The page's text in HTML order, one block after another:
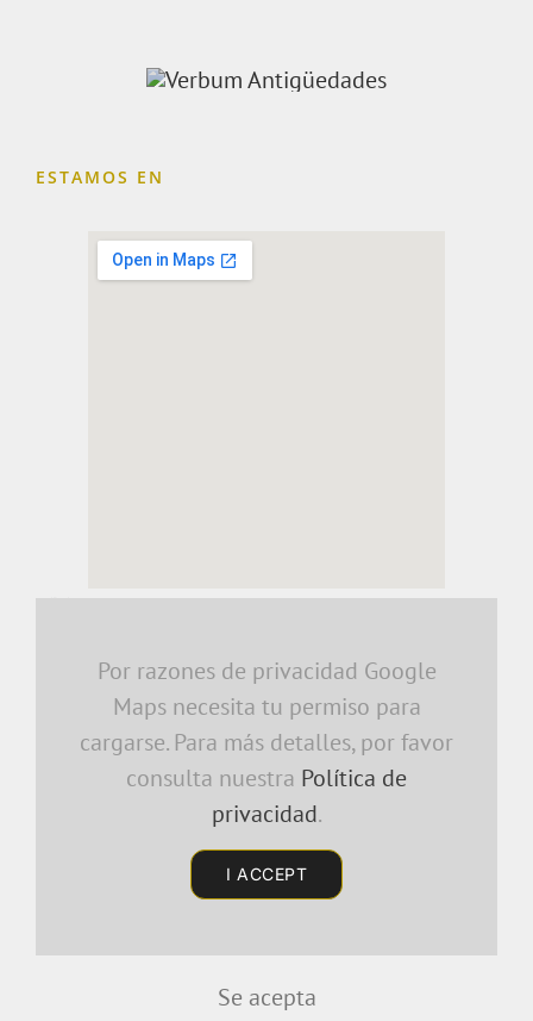
ESTAMOS EN
embedding a google map
Por razones de privacidad Google
Maps necesita tu permiso para
cargarse. Para más detalles, por favor
consulta nuestra Política de
privacidad.
I ACCEPT
Se acepta